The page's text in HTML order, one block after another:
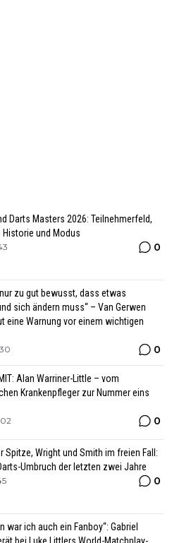
Darts Masters 2026: Teilnehmerfeld,
und Modus
0
zu gut bewusst, dass etwas
sich ändern muss“ – Van Gerwen
eine Warnung vor einem wichtigen
0
Alan Warriner-Little – vom
Krankenpfleger zur Nummer eins
0
Spitze, Wright und Smith im freien Fall:
Umbruch der letzten zwei Jahre
0
war ich auch ein Fanboy“: Gabriel